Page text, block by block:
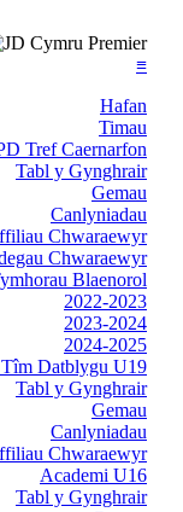
≡
Hafan
Timau
Tref Caernarfon
Tabl y Gynghrair
Gemau
Canlyniadau
Chwaraewyr
Chwaraewyr
Blaenorol
2022-2023
2023-2024
2024-2025
Datblygu U19
Tabl y Gynghrair
Gemau
Canlyniadau
Chwaraewyr
Academi U16
Tabl y Gynghrair